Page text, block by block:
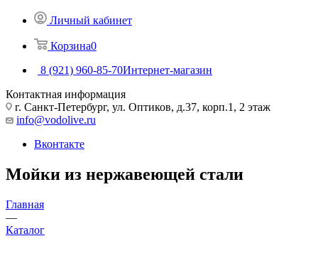
Личный кабинет
Корзина0
8 (921) 960-85-70Интернет-магазин
Контактная информация
г. Санкт-Петербург, ул. Оптиков, д.37, корп.1, 2 этаж
info@vodolive.ru
Вконтакте
Мойки из нержавеющей стали
Главная
—
Каталог